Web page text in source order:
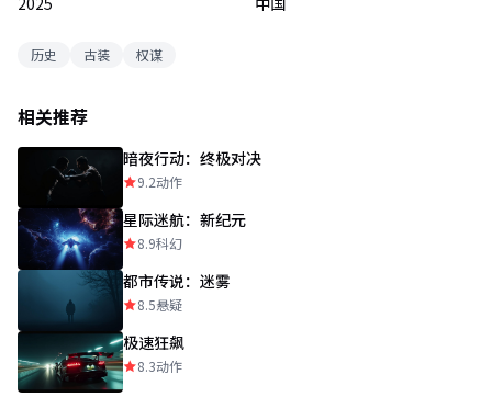
历史 古装 权谋
相关推荐
暗夜行动：终极对决
9.2动作
星际迷航：新纪元
8.9科幻
都市传说：迷雾
8.5悬疑
极速狂飙
8.3动作